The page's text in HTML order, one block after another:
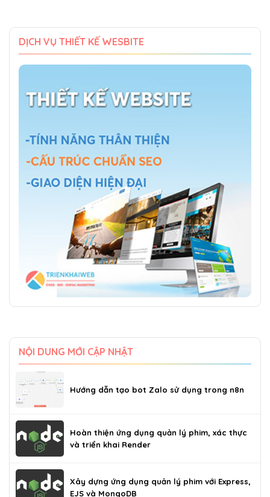
DỊCH VỤ THIẾT KẾ WESBITE
NỘI DUNG MỚI CẬP NHẬT
Hướng dẫn tạo bot Zalo sử dụng trong n8n
Hoàn thiện ứng dụng quản lý phim, xác thực
và triển khai Render
Xây dựng ứng dụng quản lý phim với Express,
EJS và MongoDB